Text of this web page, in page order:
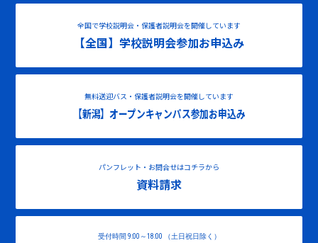
全国で学校説明会・保護者説明会を開催しています
【全国】学校説明会参加お申込み
無料送迎バス・保護者説明会を開催しています
【新潟】オープンキャンパス参加お申込み
パンフレット・お問合せはコチラから
資料請求
受付時間 9:00～18:00 （土日祝日除く）